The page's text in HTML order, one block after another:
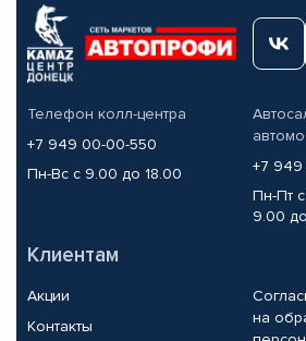
Телефон колл-центра
+7 949 00-00-550
Пн-Вс с 9.00 до 18.00
+7 949
Пн-Пт
9.00
Клиентам
Акции
Контакты
на